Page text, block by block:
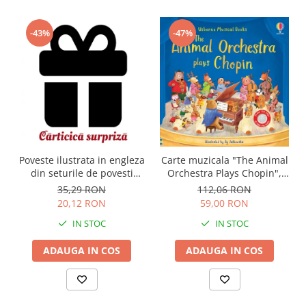
-43%
Poveste ilustrata in engleza
din seturile de povesti
Usborne
35,29 RON
20,12 RON
IN STOC
ADAUGA IN COS
-47%
Carte muzicala "The Animal
Orchestra Plays Chopin",
cartonata, Usborne
112,06 RON
59,00 RON
IN STOC
ADAUGA IN COS